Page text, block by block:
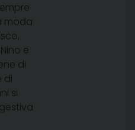
moda
e
di
di
si